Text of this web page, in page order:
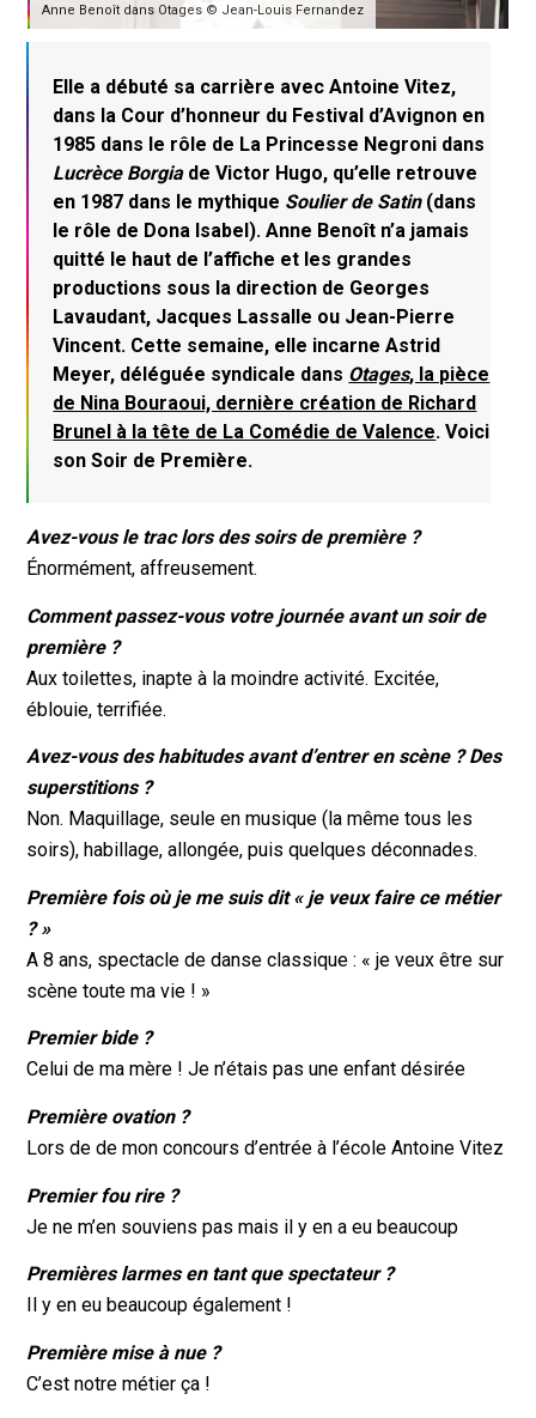
Anne Benoît dans Otages © Jean-Louis Fernandez
Elle a débuté sa carrière avec Antoine Vitez,
dans la Cour d’honneur du Festival d’Avignon en
1985 dans le rôle de La Princesse Negroni dans
Lucrèce Borgiade Victor Hugo, qu’elle retrouve
en 1987 dans le mythique Soulier de Satin(dans
le rôle de Dona Isabel). Anne Benoît n’a jamais
quitté le haut de l’affiche et les grandes
productions sous la direction de Georges
Lavaudant, Jacques Lassalle ou Jean-Pierre
Vincent. Cette semaine, elle incarne Astrid
Meyer, déléguée syndicale dans Otages, la pièce
de Nina Bouraoui, dernière création de Richard
Brunel à la tête de La Comédie de Valence. Voici
son Soir de Première.
Avez-vous le trac lors des soirs de première ?
Énormément, affreusement.
Comment passez-vous votre journée avant un soir de
première ?
Aux toilettes, inapte à la moindre activité. Excitée,
éblouie, terrifiée.
Avez-vous des habitudes avant d’entrer en scène ? Des
superstitions ?
Non. Maquillage, seule en musique (la même tous les
soirs), habillage, allongée, puis quelques déconnades.
Première fois où je me suis dit « je veux faire ce métier
? »
A 8 ans, spectacle de danse classique : « je veux être sur
scène toute ma vie ! »
Premier bide ?
Celui de ma mère ! Je n’étais pas une enfant désirée
Première ovation ?
Lors de de mon concours d’entrée à l’école Antoine Vitez
Premier fou rire ?
Je ne m’en souviens pas mais il y en a eu beaucoup
Premières larmes en tant que spectateur ?
Il y en eu beaucoup également !
Première mise à nue ?
C’est notre métier ça !